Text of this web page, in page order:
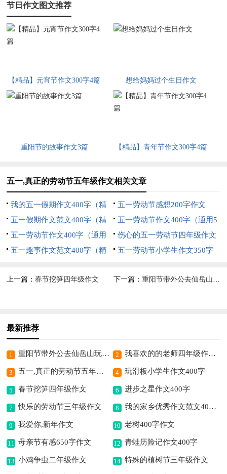
节日作文图文推荐
【精品】元宵节作文300字4篇 想给妈妈过个生日作文
重阳节的故事作文3篇 【精品】青年节作文300字4篇
五一,真正的劳动节五年级作文相关文章
我的五一假期作文400字（精
选33篇）
五一劳动节感想200字作文
五一假期作文范文400字（精
选6篇）
五一劳动节作文400字（通用5
篇）
五一劳动节作文400字（通用
11篇）
伤心的五一劳动节四年级作文
五一趣事作文范文400字（精
五一劳动节小学生作文350字
上一篇：春节挖笋四年级作文 下一篇： 重阳节带外公去仙岳山玩作文
最新推荐
1 重阳节带外公去仙岳山玩作文 2 我喜欢的的老师四年级作文400字
3 五一,真正的劳动节五年级作文 4 玩滑板小学生作文400字
5 春节挖笋四年级作文 6 进步之星作文400字
7 快乐的劳动节三年级作文 8 我的家乡优秀作文范文400字
9 我爱你,新年作文 10 老树400字作文
11 母亲节有感650字作文 12 青蛙历险记作文400字
13 小鸡争虫二年级作文 14 特殊的植树节三年级作文